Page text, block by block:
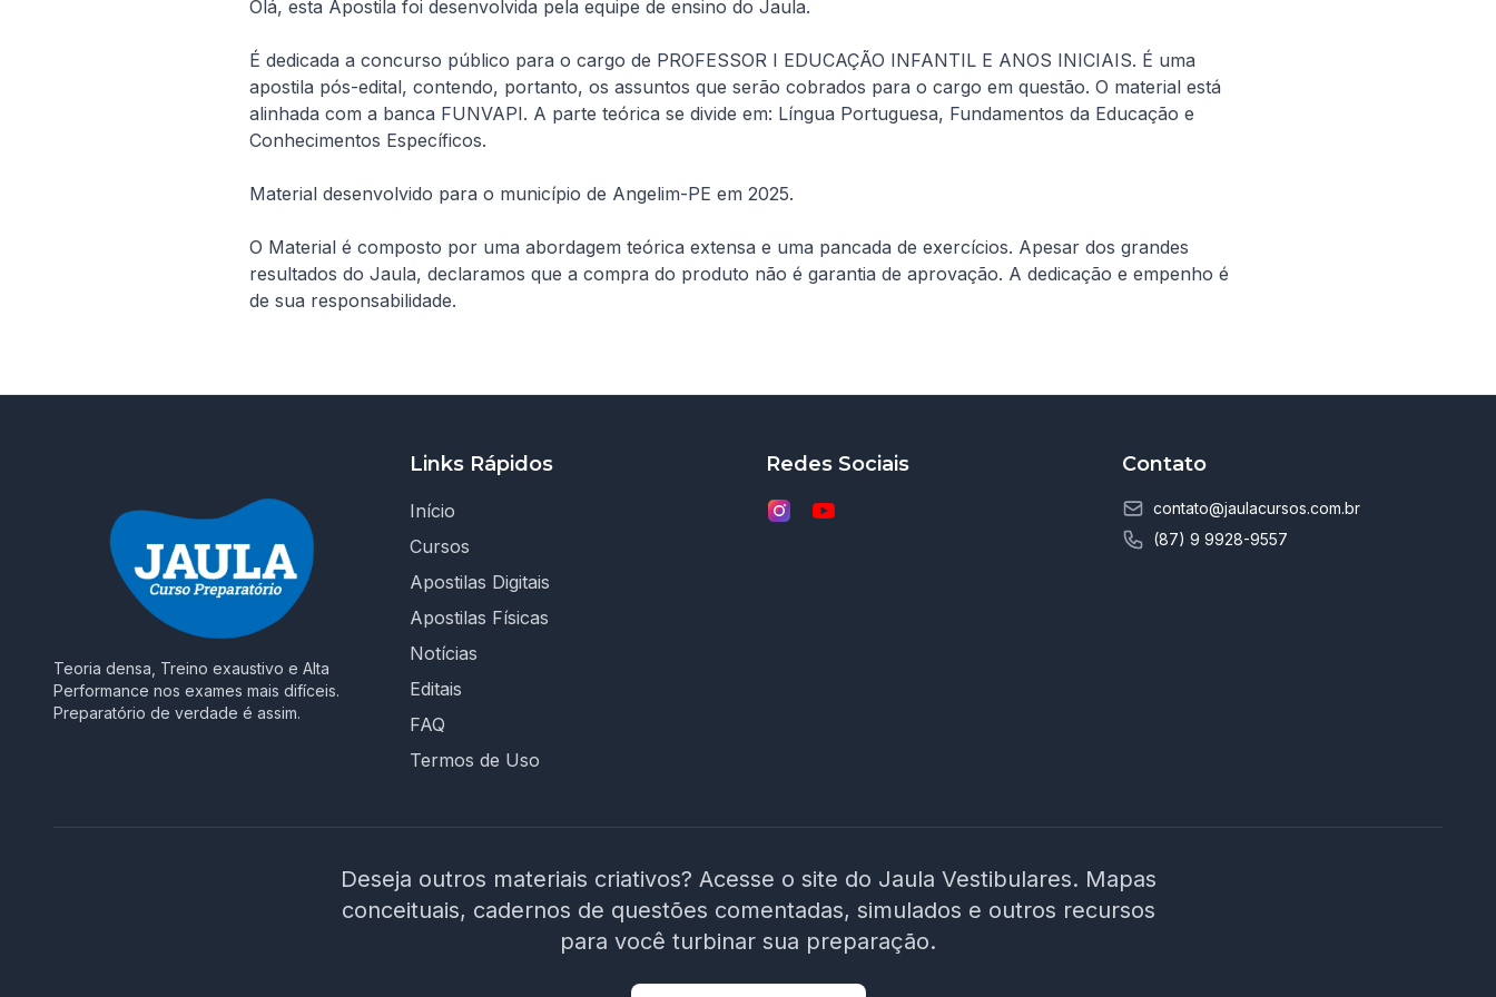
Olá, esta Apostila foi desenvolvida pela equipe de ensino do Jaula.
É dedicada a concurso público para o cargo de PROFESSOR I EDUCAÇÃO INFANTIL E ANOS INICIAIS. É uma
apostila pós-edital, contendo, portanto, os assuntos que serão cobrados para o cargo em questão. O material está
alinhada com a banca FUNVAPI. A parte teórica se divide em: Língua Portuguesa, Fundamentos da Educação e
Conhecimentos Específicos.
Material desenvolvido para o município de Angelim-PE em 2025.
O Material é composto por uma abordagem teórica extensa e uma pancada de exercícios. Apesar dos grandes
resultados do Jaula, declaramos que a compra do produto não é garantia de aprovação. A dedicação e empenho é
Teoria densa, Treino exaustivo e Alta
Performance nos exames mais difíceis.
Preparatório de verdade é assim.
Links Rápidos
Início
Cursos
Apostilas Digitais
Apostilas Físicas
Notícias
Editais
FAQ
Termos de Uso
Redes Sociais Contato
contato@jaulacursos.com.br
(87) 9 9928-9557
Deseja outros materiais criativos? Acesse o site do Jaula Vestibulares. Mapas
conceituais, cadernos de questões comentadas, simulados e outros recursos
para você turbinar sua preparação.